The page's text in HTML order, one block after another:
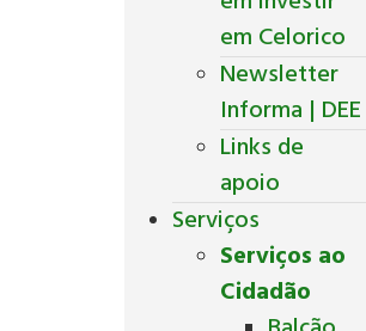
em Celorico
Newsletter
Informa | DEE
Links de
apoio
Serviços
Serviços ao
Cidadão